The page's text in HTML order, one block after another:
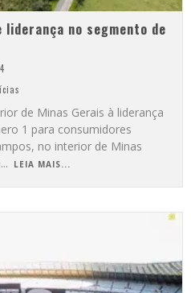
no segmento de
de Minas Gerais à liderança
1 para consumidores
no interior de Minas
... LEIA MAIS...